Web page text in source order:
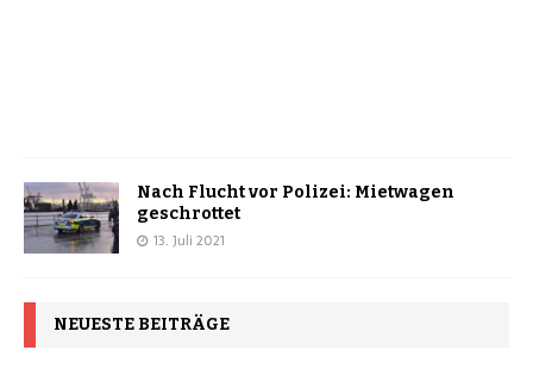
Nach Flucht vor Polizei: Mietwagen
geschrottet
13. Juli 2021
NEUESTE BEITRÄGE